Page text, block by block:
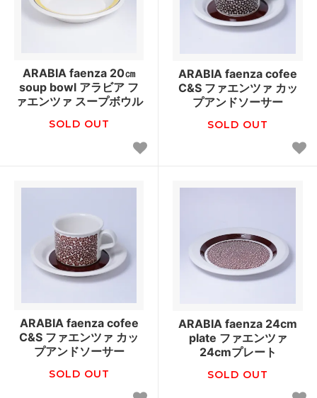
ARABIA faenza 20㎝
soup bowl アラビア フ
ァエンツァ スープボウル
SOLD OUT
ARABIA faenza cofee
C&S ファエンツァ カッ
プアンドソーサー
SOLD OUT
ARABIA faenza cofee
C&S ファエンツァ カッ
プアンドソーサー
SOLD OUT
ARABIA faenza 24cm
plate ファエンツァ
24cmプレート
SOLD OUT